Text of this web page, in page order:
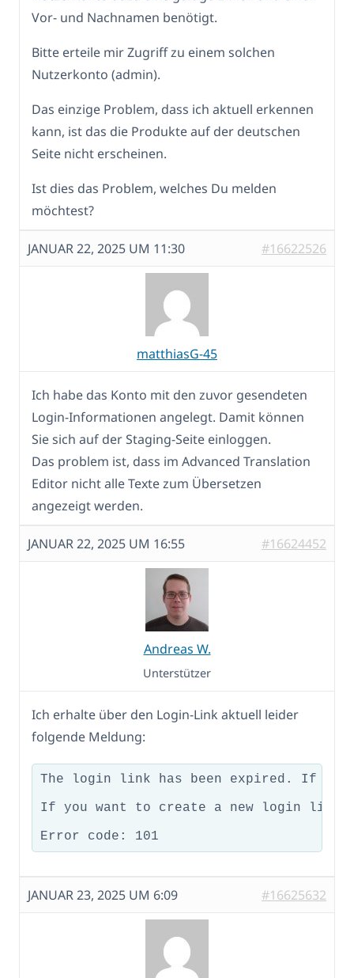
Vor- und Nachnamen benötigt.
Bitte erteile mir Zugriff zu einem solchen
Nutzerkonto (admin).
Das einzige Problem, dass ich aktuell erkennen
kann, ist das die Produkte auf der deutschen
Seite nicht erscheinen.
Ist dies das Problem, welches Du melden
möchtest?
JANUAR 22, 2025 UM 11:30 #16622526
matthiasG-45
Ich habe das Konto mit den zuvor gesendeten
Login-Informationen angelegt. Damit können
Sie sich auf der Staging-Seite einloggen.
Das problem ist, dass im Advanced Translation
Editor nicht alle Texte zum Übersetzen
angezeigt werden.
JANUAR 22, 2025 UM 16:55 #16624452
Andreas W.
Unterstützer
Ich erhalte über den Login-Link aktuell leider
folgende Meldung:
The login link has been expired. If
If you want to create a new login link
JANUAR 23, 2025 UM 6:09 #16625632